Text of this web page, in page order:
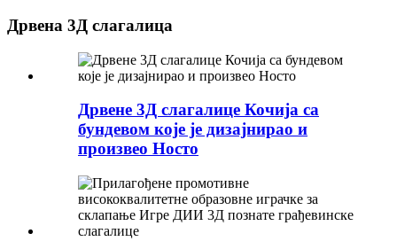
Дрвена 3Д слагалица
Дрвене 3Д слагалице Кочија са
бундевом које је дизајнирао и
произвео Носто